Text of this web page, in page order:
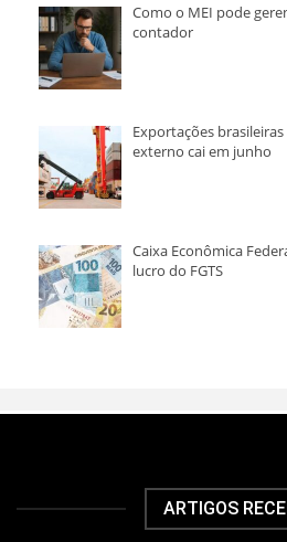
Como o MEI pode
contador
Exportações
externo cai em junho
Caixa Econômica
lucro do FGTS
ARTIGOS